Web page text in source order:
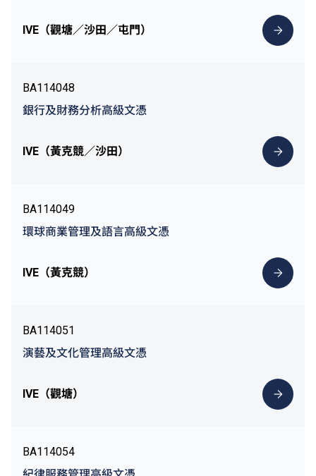
IVE（觀塘／沙田／屯門）
BA114048
銀行及財務分析高級文憑
IVE（黃克競／沙田）
BA114049
環球商業管理及語言高級文憑
IVE（黃克競）
BA114051
演藝及文化管理高級文憑
IVE（觀塘）
BA114054